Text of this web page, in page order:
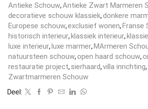
Antieke Schouw,Antieke Zwart Marmeren
decoratieve schouw klassiek,donkere
Europese schouw,exclusief wonen,Franse
historisch interieur,klassiek interieur,
luxe interieur,luxe marmer,MArmeren
natuursteen schouw, open haard schouw,
restauratie project, sierhaard,villa inrichting,
Zwartmarmeren Schouw
Deel: